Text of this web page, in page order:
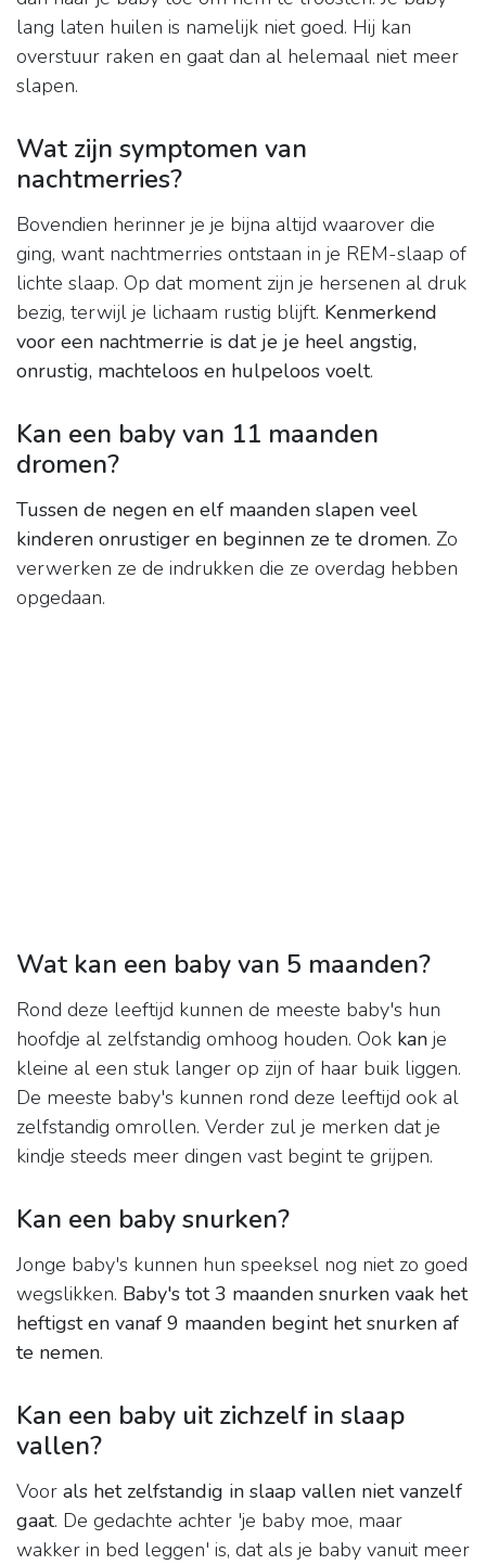
lang laten huilen is namelijk niet goed. Hij kan
overstuur raken en gaat dan al helemaal niet meer
slapen.
Wat zijn symptomen van
nachtmerries?
Bovendien herinner je je bijna altijd waarover die
ging, want nachtmerries ontstaan in je REM-slaap of
lichte slaap. Op dat moment zijn je hersenen al druk
bezig, terwijl je lichaam rustig blijft. Kenmerkend
voor een nachtmerrie is dat je je heel angstig,
onrustig, machteloos en hulpeloos voelt.
Kan een baby van 11 maanden
dromen?
Tussen de negen en elf maanden slapen veel
kinderen onrustiger en beginnen ze te dromen. Zo
verwerken ze de indrukken die ze overdag hebben
opgedaan.
Wat kan een baby van 5 maanden?
Rond deze leeftijd kunnen de meeste baby's hun
hoofdje al zelfstandig omhoog houden. Ook kan je
kleine al een stuk langer op zijn of haar buik liggen.
De meeste baby's kunnen rond deze leeftijd ook al
zelfstandig omrollen. Verder zul je merken dat je
kindje steeds meer dingen vast begint te grijpen.
Kan een baby snurken?
Jonge baby's kunnen hun speeksel nog niet zo goed
wegslikken. Baby's tot 3 maanden snurken vaak het
heftigst en vanaf 9 maanden begint het snurken af
te nemen.
Kan een baby uit zichzelf in slaap
vallen?
Voor als het zelfstandig in slaap vallen niet vanzelf
gaat. De gedachte achter 'je baby moe, maar
wakker in bed leggen' is, dat als je baby vanuit meer